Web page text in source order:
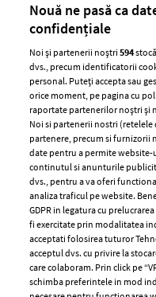
ELLE Style Awards
2024
Despre ELLE
Romania
Contact
Abonamente
Nouă ne pasă ca
confidențiale
Noi și partenerii noștri594
dvs., precum identificatorii
personal. Puteți accepta sau
orice moment, pe pagina cu
raportate partenerilor noștri și
Noi si partenerii nostri
partenere, precum si furnizorii
date pentru a permite
continutul si anunturile
dvs., pentru a va oferi
analiza traficul pe website.
GDPR in legatura cu
fi exercitate prin modalitatea
acceptati folosirea tuturor
acceptul dvs. cu privire la
care colaboram. Prin click pe
schimba preferintele in mod